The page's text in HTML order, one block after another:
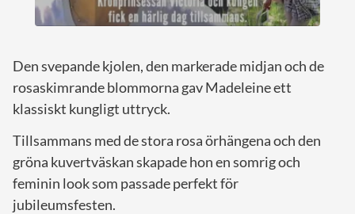
Den svepande kjolen, den markerade midjan och de
rosaskimrande blommorna gav Madeleine ett
klassiskt kungligt uttryck.
Tillsammans med de stora rosa örhängena och den
gröna kuvertväskan skapade hon en somrig och
feminin look som passade perfekt för
jubileumsfesten.